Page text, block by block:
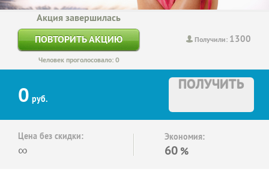
Получили: 1300
Акция завершилась
ПОВТОРИТЬ АКЦИЮ
Человек проголосовало: 0
0 руб.
ПОЛУЧИТЬ
Цена без скидки:
∞
Экономия:
60 %